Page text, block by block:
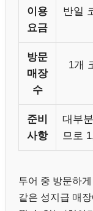
이용
요금
반일
방문
매장
수
1개
준비
사항
대부
므로
투어 중 방문하게
같은 성지급 매